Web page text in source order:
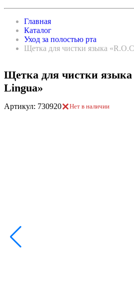
Главная
Каталог
Уход за полостью рта
Щетка для чистки языка
Щетка для чистки языка
Lingua»
Артикул: 730920 Нет в наличии